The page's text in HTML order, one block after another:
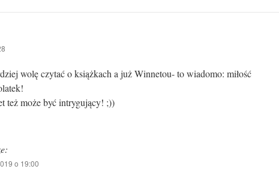
wolę czytać o książkach a już Winnetou- to wiadomo: miłość
też może być intrygujący! ;))
o 19:00